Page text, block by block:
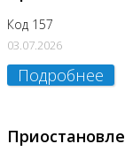
Код 157
03.07.2026
Подробнее